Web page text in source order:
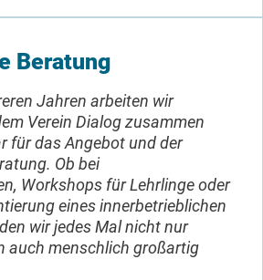
Beratung
Jahren arbeiten wir
Verein Dialog zusammen
für das Angebot und der
Ob bei
Workshops für Lehrlinge oder
eines innerbetrieblichen
wir jedes Mal nicht nur
auch menschlich großartig